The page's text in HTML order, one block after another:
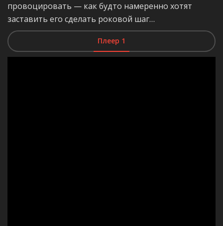
провоцировать — как будто намеренно хотят
заставить его сделать роковой шаг…
Плеер 1